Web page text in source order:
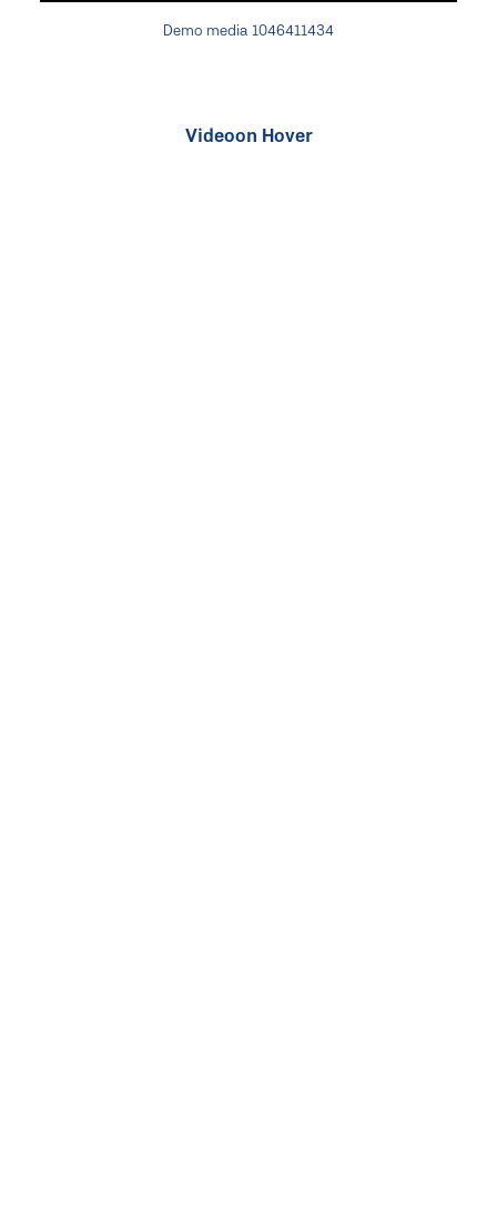
Demo media 1046411434
Video on Hover